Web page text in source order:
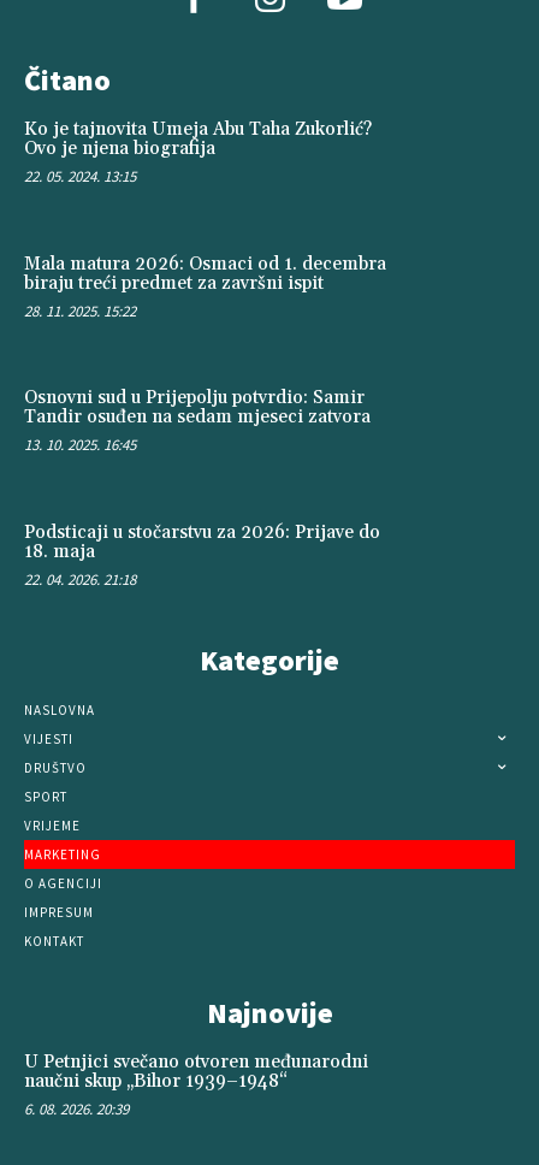
Čitano
Ko je tajnovita Umeja Abu Taha Zukorlić?
Ovo je njena biografija
22. 05. 2024. 13:15
Mala matura 2026: Osmaci od 1. decembra
biraju treći predmet za završni ispit
28. 11. 2025. 15:22
Osnovni sud u Prijepolju potvrdio: Samir
Tandir osuđen na sedam mjeseci zatvora
13. 10. 2025. 16:45
Podsticaji u stočarstvu za 2026: Prijave do
18. maja
22. 04. 2026. 21:18
Kategorije
NASLOVNA
VIJESTI
DRUŠTVO
SPORT
VRIJEME
MARKETING
O AGENCIJI
IMPRESUM
KONTAKT
Najnovije
U Petnjici svečano otvoren međunarodni
naučni skup „Bihor 1939–1948“
6. 08. 2026. 20:39